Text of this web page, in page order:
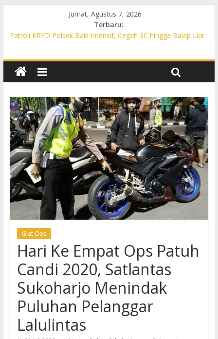
Jumat, Agustus 7, 2026
Terbaru:
Patroli KRYD Polsek Baki Intensif, Cegah 3C hingga Balap Liar
Permukiman, Warga Diajak Aktif Jaga Kamtibmas
Patroli Cegah Karhutla, Polsek Weru Sisir Lahan Kering dan
Patroli Blue Light KRYD Polsek Bendosari Sasar Objek Vital,
Polisi Ajak Warga Waspada dan Cegah Karhutla
Patroli Blue Light KRYD Polsek Kartasura Sasar Titik Rawan,
Cegah Kejahatan 3C
Giat Ops
Hari Ke Empat Ops Patuh
Candi 2020, Satlantas
Sukoharjo Menindak
Puluhan Pelanggar
Lalulintas